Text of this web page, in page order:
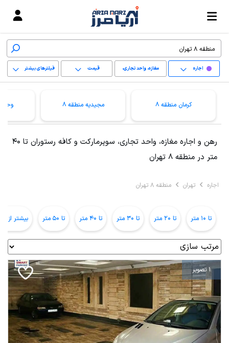
اجاره مغازه، واحد تجاری،
سوپرمارکت و کافه
قیمت فیلترهای بیشتر
پاک کردن محدوده
کرمان منطقه 8 مجیدیه منطقه 8
رهن و اجاره مغازه، واحد تجاری، سوپرمارکت و کافه رستوران تا 40
متر در منطقه 8 تهران
اجاره تهران منطقه 8 تهران
تا 10 متر تا 20 متر تا 30 متر تا 40 متر تا 50 متر بیشتر از 50 متر
1 تصویر